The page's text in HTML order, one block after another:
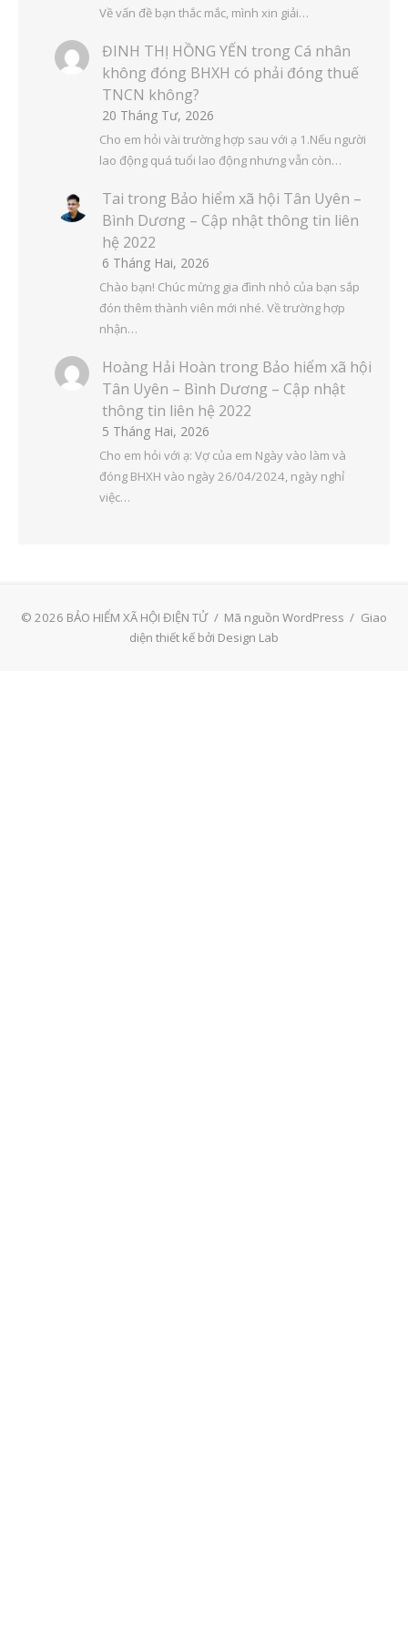
Về vấn đề bạn thắc mắc, mình xin giải…
ĐINH THỊ HỒNG YẾN trong Cá nhân
không đóng BHXH có phải đóng thuế
TNCN không?
20 Tháng Tư, 2026
Cho em hỏi vài trường hợp sau với ạ 1.Nếu người
lao động quá tuổi lao động nhưng vẫn còn…
Tai trong Bảo hiểm xã hội Tân Uyên –
Bình Dương – Cập nhật thông tin liên
hệ 2022
6 Tháng Hai, 2026
Chào bạn! Chúc mừng gia đình nhỏ của bạn sắp
đón thêm thành viên mới nhé. Về trường hợp
nhận…
Hoàng Hải Hoàn trong Bảo hiểm xã hội
Tân Uyên – Bình Dương – Cập nhật
thông tin liên hệ 2022
5 Tháng Hai, 2026
Cho em hỏi với ạ: Vợ của em Ngày vào làm và
đóng BHXH vào ngày 26/04/2024, ngày nghỉ
việc…
© 2026 BẢO HIỂM XÃ HỘI ĐIỆN TỬ / Mã nguồn WordPress / Giao
diện thiết kế bởi Design Lab